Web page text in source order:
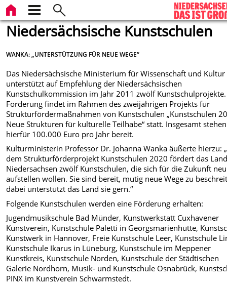
Niedersächsische Kunstschulen
WANKA: „UNTERSTÜTZUNG FÜR NEUE WEGE“
Das Niedersächsische Ministerium für Wissenschaft und Kultur
unterstützt auf Empfehlung der Niedersächsischen
Kunstschulkommission im Jahr 2011 zwölf
Förderung findet im Rahmen des zweijährigen Projekts für
Strukturfördermaßnahmen von Kunstschulen „Kunstschulen
Neue Strukturen für kulturelle Teilhabe“ statt. Insgesamt stehen
hierfür 100.000 Euro pro Jahr bereit.
Kulturministerin Professor Dr. Johanna Wanka äußerte hierzu:
dem Strukturförderprojekt Kunstschulen 2020 fördert das
Niedersachsen zwölf Kunstschulen, die sich für die Zukunft neu
aufstellen wollen. Sie sind bereit, mutig neue Wege zu
dabei unterstützt das Land sie gern.“
Folgende Kunstschulen werden eine Förderung erhalten:
Jugendmusikschule Bad Münder, Kunstwerkstatt Cuxhavener
Kunstverein, Kunstschule Paletti in Georgsmarienhütte,
Kunstwerk in Hannover, Freie Kunstschule Leer, Kunstschule
Kunstschule Ikarus in Lüneburg, Kunstschule im Meppener
Kunstkreis, Kunstschule Norden, Kunstschule der Städtischen
Galerie Nordhorn, Musik- und Kunstschule Osnabrück,
PINX im Kunstverein Schwarmstedt.